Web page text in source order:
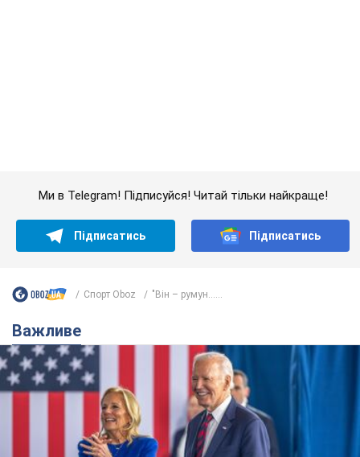
перший симптом, який сигналізував про його
"агресивний" рак
Спершу лікарі не надали цьому належної уваги
6.08.2026 12:46
Відпустка Лесі Нікітюк у Карпатах
обернулася скандалом: чому ведучу
несправедливо захейтили